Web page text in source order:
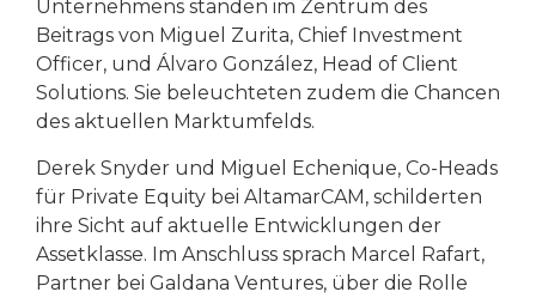
Unternehmens standen im Zentrum des
Beitrags von Miguel Zurita, Chief Investment
Officer, und Álvaro González, Head of Client
Solutions. Sie beleuchteten zudem die Chancen
des aktuellen Marktumfelds.
Derek Snyder und Miguel Echenique, Co-Heads
für Private Equity bei AltamarCAM, schilderten
ihre Sicht auf aktuelle Entwicklungen der
Assetklasse. Im Anschluss sprach Marcel Rafart,
Partner bei Galdana Ventures, über die Rolle